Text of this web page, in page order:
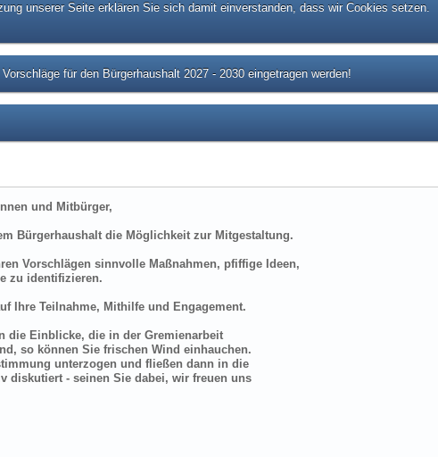
unserer Seite erklären Sie sich damit einverstanden, dass wir Cookies setzen.
für den Bürgerhaushalt 2027 - 2030 eingetragen werden!
und Mitbürger,
Bürgerhaushalt die Möglichkeit zur Mitgestaltung.
Vorschlägen sinnvolle Maßnahmen, pfiffige Ideen,
zu identifizieren.
Ihre Teilnahme, Mithilfe und Engagement.
die Einblicke, die in der Gremienarbeit
so können Sie frischen Wind einhauchen.
unterzogen und fließen dann in die
diskutiert - seinen Sie dabei, wir freuen uns